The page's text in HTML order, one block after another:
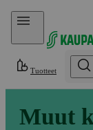
Hyppää sisältöön
Tuotteet
Muut